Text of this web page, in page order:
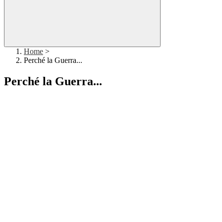
Home >
Perché la Guerra...
Perché la Guerra...